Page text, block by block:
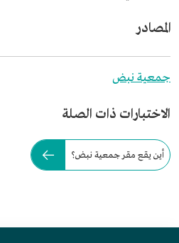
المصادر
جمعية نبض
الاختبارات ذات الصلة
أين يقع مقر جمعية نبض؟